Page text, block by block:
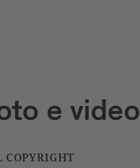
e video
COPYRIGHT